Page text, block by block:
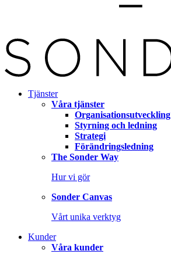
Tjänster
Våra tjänster
Organisationsutveckling
Styrning och ledning
Strategi
Förändringsledning
The Sonder Way
Hur vi gör
Sonder Canvas
Vårt unika verktyg
Kunder
Våra kunder